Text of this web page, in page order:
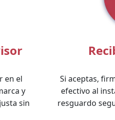
en el
y
sin
Si aceptas,
efectivo al
resguardo